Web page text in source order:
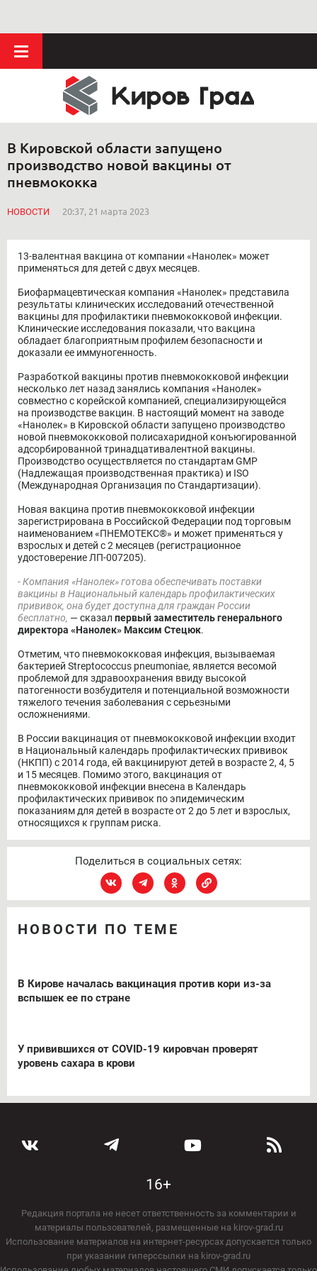
В Кировской области запущено
производство новой вакцины от
пневмококка
НОВОСТИ 20:37, 21 марта 2023
13-валентная вакцина от компании «Нанолек» может
применяться для детей с двух месяцев.
Биофармацевтическая компания «Нанолек» представила
результаты клинических исследований отечественной
вакцины для профилактики пневмококковой инфекции.
Клинические исследования показали, что вакцина
обладает благоприятным профилем безопасности и
доказали ее иммуногенность.
Разработкой вакцины против пневмококковой инфекции
несколько лет назад занялись компания «Нанолек»
совместно с корейской компанией, специализирующейся
на производстве вакцин. В настоящий момент на заводе
«Нанолек» в Кировской области запущено производство
новой пневмококковой полисахаридной конъюгированной
адсорбированной тринадцативалентной вакцины.
Производство осуществляется по стандартам GMP
(Надлежащая производственная практика) и ISO
(Международная Организация по Стандартизации).
Новая вакцина против пневмококковой инфекции
зарегистрирована в Российской Федерации под торговым
наименованием «ПНЕМОТЕКС®» и может применяться у
взрослых и детей с 2 месяцев (регистрационное
удостоверение ЛП-007205).
- Компания «Нанолек» готова обеспечивать поставки
вакцины в Национальный календарь профилактических
прививок, она будет доступна для граждан России
бесплатно, — сказал первый заместитель генерального
директора «Нанолек» Максим Стецюк.
Отметим, что пневмококковая инфекция, вызываемая
бактерией Streptococcus pneumoniae, является весомой
проблемой для здравоохранения ввиду высокой
патогенности возбудителя и потенциальной возможности
тяжелого течения заболевания с серьезными
осложнениями.
В России вакцинация от пневмококковой инфекции входит
в Национальный календарь профилактических прививок
(НКПП) с 2014 года, ей вакцинируют детей в возрасте 2, 4, 5
и 15 месяцев. Помимо этого, вакцинация от
пневмококковой инфекции внесена в Календарь
профилактических прививок по эпидемическим
показаниям для детей в возрасте от 2 до 5 лет и взрослых,
относящихся к группам риска.
Поделиться в социальных сетях:
НОВОСТИ ПО ТЕМЕ
В Кирове началась вакцинация против кори из-за
вспышек ее по стране
У привившихся от COVID-19 кировчан проверят
уровень сахара в крови
16+
Редакция портала не несет ответственность за комментарии и
материалы пользователей, размещенные на kirov-grad.ru
Использование материалов на интернет-ресурсах допускается только
при указании гиперссылки на kirov-grad.ru